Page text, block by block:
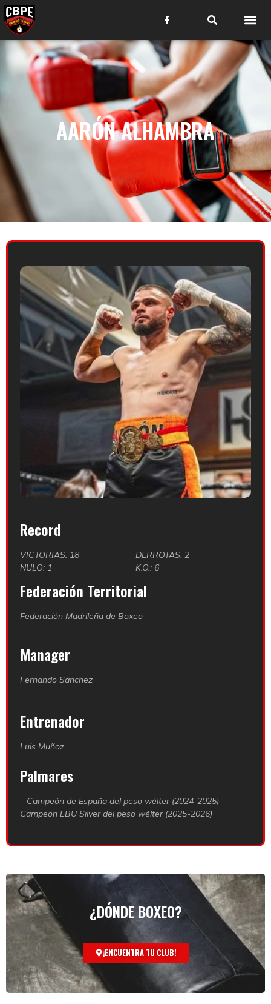
AARÓN ALHAMBRA
Record
VICTORIAS: 18
DERROTAS: 2
NULO: 1
K.O.: 6
Federación Territorial
Federación Madrileña de Boxeo
Manager
Fernando Sánchez
Entrenador
Luis Muñoz
Palmares
– Campeón de España del peso wélter (2024-2025) –
Campeón EBU Silver del peso wélter (2025-2026)
¿DÓNDE BOXEO?
¡ENCUENTRA TU CLUB!